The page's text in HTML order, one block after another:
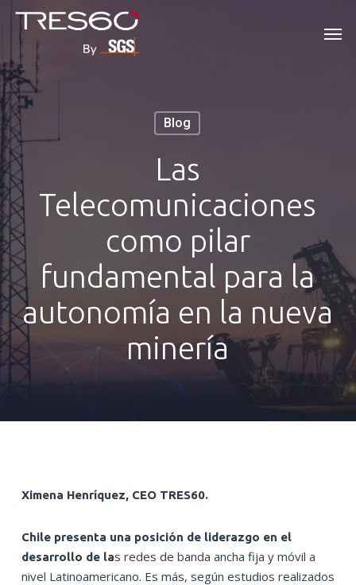
Skip
main
content
Blog
Las
Telecomunicaciones
como pilar
fundamental para la
autonomía en la nueva
minería
Ximena Henríquez, CEO TRES60.
Chile presenta una posición de liderazgo en el
desarrollo de las redes de banda ancha fija y móvil a
nivel Latinoamericano. Es más, según estudios realizados